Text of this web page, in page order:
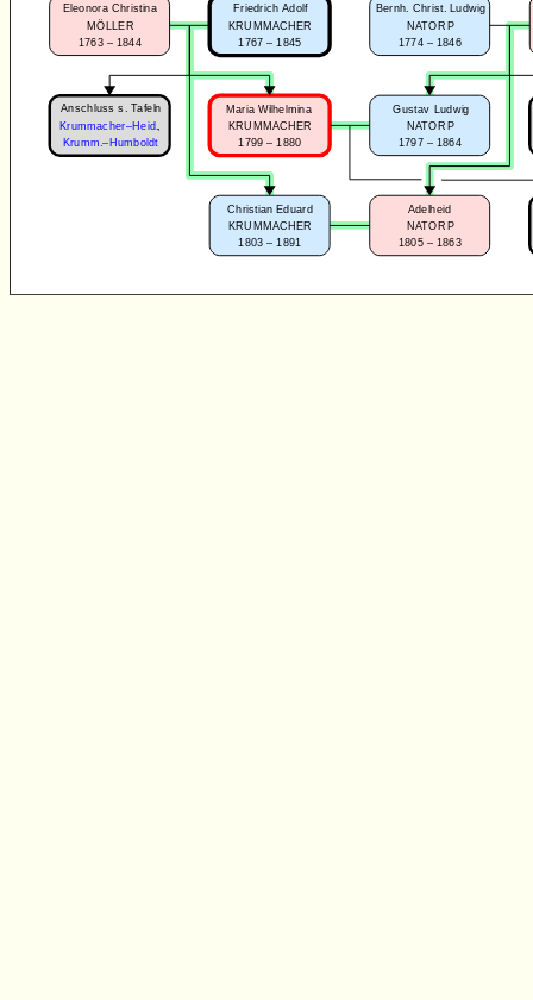
Friedrich Adolf
KRUMMACHER
1767 – 1845
Eleonora Christina
MÖLLER
1763 – 1844
Maria Wilhelmina
KRUMMACHER
1799 – 1880
Gustav Ludwig
NATORP
1797 – 1864
Bernh. Christ. Ludwig
NATORP
1774 – 1846
Christian Eduard
KRUMMACHER
1803 – 1891
Adelheid
NATORP
1805 – 1863
Anschluss s. Tafeln
Krummacher–Heid.
Krumm.–Humboldt